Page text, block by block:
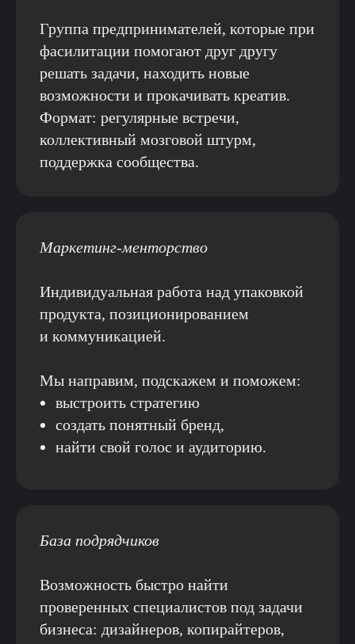
Группа предпринимателей, которые при
фасилитации помогают друг другу
решать задачи, находить новые
возможности и прокачивать креатив.
Формат: регулярные встречи,
коллективный мозговой штурм,
поддержка сообщества.
Маркетинг-менторство
Индивидуальная работа над упаковкой
продукта, позиционированием
и коммуникацией.
Мы направим, подскажем и поможем:
выстроить стратегию
создать понятный бренд,
найти свой голос и аудиторию.
База подрядчиков
Возможность быстро найти
проверенных специалистов под задачи
бизнеса: дизайнеров, копирайтеров,